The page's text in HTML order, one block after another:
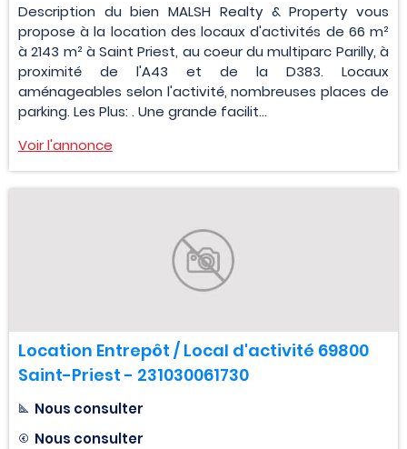
Description du bien MALSH Realty & Property vous
propose à la location des locaux d'activités de 66 m²
à 2143 m² à Saint Priest, au coeur du multiparc Parilly, à
proximité de l'A43 et de la D383. Locaux
aménageables selon l'activité, nombreuses places de
parking. Les Plus: . Une grande facilit...
Voir l'annonce
Location Entrepôt / Local d'activité 69800
Saint-Priest - 231030061730
Nous consulter
Nous consulter